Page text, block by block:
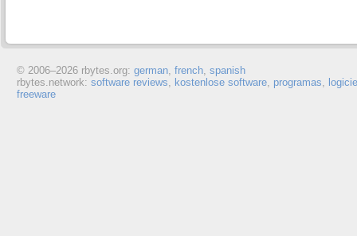
© 2006–2026 rbytes.org: german, french, spanish
rbytes.network: software reviews, kostenlose software, programas,
freeware